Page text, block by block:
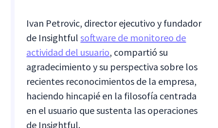
Ivan Petrovic, director ejecutivo y fundador
de Insightfulsoftware de monitoreo de
actividad del usuario, compartió su
agradecimiento y su perspectiva sobre los
recientes reconocimientos de la empresa,
haciendo hincapié en la filosofía centrada
en el usuario que sustenta las operaciones
de Insightful.